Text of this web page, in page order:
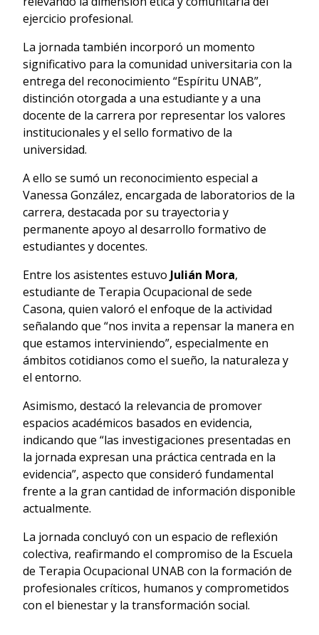
ejercicio profesional.
La jornada también incorporó un momento
significativo para la comunidad universitaria con la
entrega del reconocimiento “Espíritu UNAB”,
distinción otorgada a una estudiante y a una
docente de la carrera por representar los valores
institucionales y el sello formativo de la
universidad.
A ello se sumó un reconocimiento especial a
Vanessa González, encargada de laboratorios de la
carrera, destacada por su trayectoria y
permanente apoyo al desarrollo formativo de
estudiantes y docentes.
Entre los asistentes estuvo Julián Mora,
estudiante de Terapia Ocupacional de sede
Casona, quien valoró el enfoque de la actividad
señalando que “nos invita a repensar la manera en
que estamos interviniendo”, especialmente en
ámbitos cotidianos como el sueño, la naturaleza y
el entorno.
Asimismo, destacó la relevancia de promover
espacios académicos basados en evidencia,
indicando que “las investigaciones presentadas en
la jornada expresan una práctica centrada en la
evidencia”, aspecto que consideró fundamental
frente a la gran cantidad de información disponible
actualmente.
La jornada concluyó con un espacio de reflexión
colectiva, reafirmando el compromiso de la Escuela
de Terapia Ocupacional UNAB con la formación de
profesionales críticos, humanos y comprometidos
con el bienestar y la transformación social.